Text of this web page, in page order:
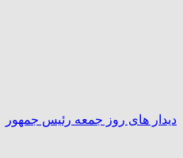
دیدار های روز جمعه رئیس جمهور